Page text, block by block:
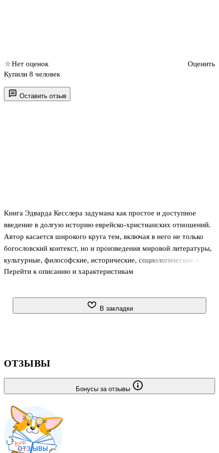
Оставить отзыв
Книга Эдварда Кесслера задумана как простое и доступное
введение в долгую историю еврейско-христианских отношений.
Автор касается широкого круга тем, включая в него не только
богословский контекст, но и произведения мировой литературы,
культурные, философские, исторические, социологические и
политиче¬ские аспекты взаимодействия двух религий.
Перейти к описанию и характеристикам
Нет оценок
Оценить
Купили 8 человек
В закладки
ОТЗЫВЫ
Бонусы за отзывы